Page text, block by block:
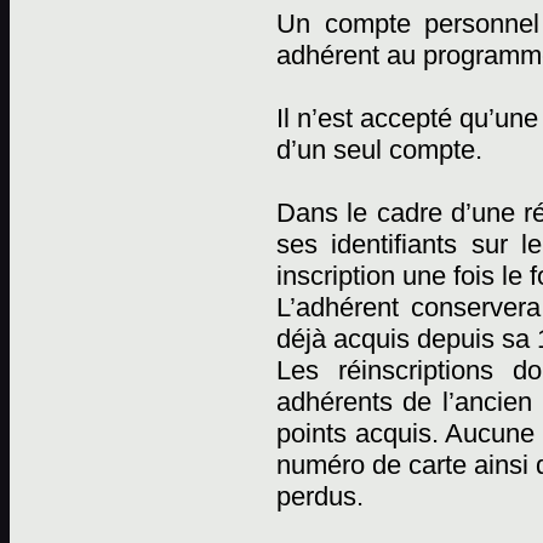
Un compte
adhérent au
Il n’est accepté
d’un seul compte.
Dans le cadre d’une
ses identifiants sur
inscription une fois le
L’adhérent
déjà acquis depuis sa
Les réinscriptions
adhérents de
points acquis.
numéro de carte ainsi
perdus.